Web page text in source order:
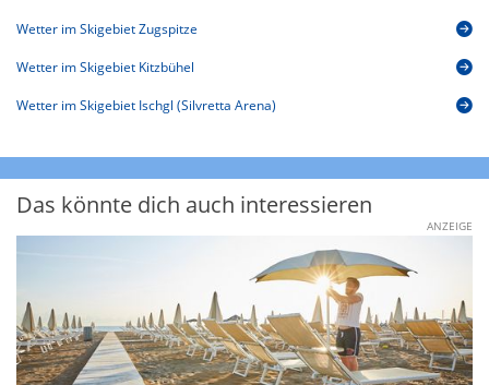
Wetter im Skigebiet Zugspitze
Wetter im Skigebiet Kitzbühel
Wetter im Skigebiet Ischgl (Silvretta Arena)
Das könnte dich auch interessieren
ANZEIGE